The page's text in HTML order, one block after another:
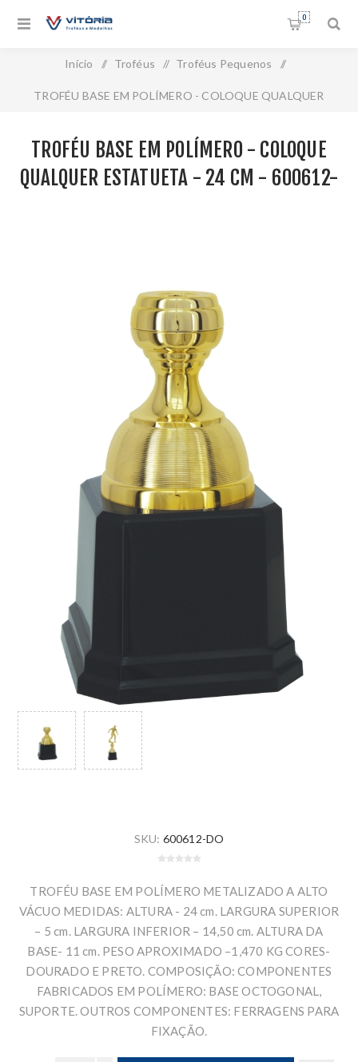
0
Início / Troféus / Troféus Pequenos /
TROFÉU BASE EM POLÍMERO - COLOQUE QUALQUER
TROFÉU BASE EM POLÍMERO - COLOQUE
QUALQUER ESTATUETA - 24 CM - 600612-
SKU: 600612-DO
TROFÉU BASE EM POLÍMERO METALIZADO A ALTO
VÁCUO MEDIDAS: ALTURA - 24 cm. LARGURA SUPERIOR
– 5 cm. LARGURA INFERIOR – 14,50 cm. ALTURA DA
BASE- 11 cm. PESO APROXIMADO –1,470 KG CORES-
DOURADO E PRETO. COMPOSIÇÃO: COMPONENTES
FABRICADOS EM POLÍMERO: BASE OCTOGONAL,
SUPORTE. OUTROS COMPONENTES: FERRAGENS PARA
FIXAÇÃO.